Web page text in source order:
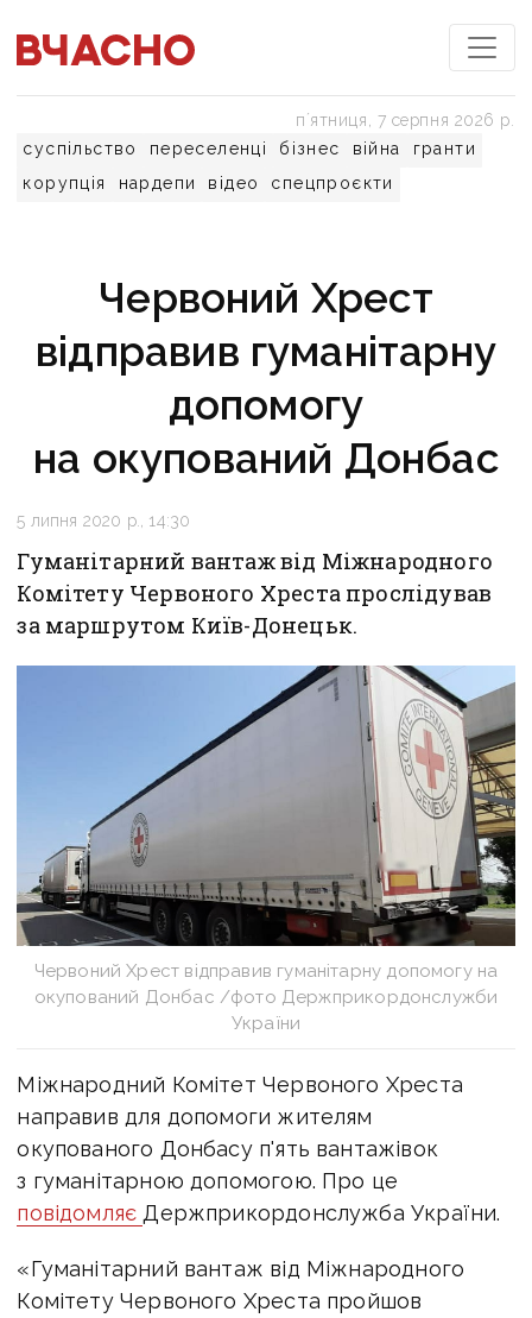
суспільство переселенці бізнес війна
гранти
корупція
нардепи відео спецпроєкти
пʼятниця, 7 серпня 2026 р.
Червоний Хрест
відправив гуманітарну
допомогу
на окупований Донбас
5 липня 2020 р., 14:30
Гуманітарний вантаж від Міжнародного
Комітету Червоного Хреста прослідував
за маршрутом Київ-Донецьк.
Червоний Хрест відправив гуманітарну допомогу на
окупований Донбас /фото Держприкордонслужби
України
Міжнародний Комітет Червоного Хреста
направив для допомоги жителям
окупованого Донбасу п'ять вантажівок
з гуманітарною допомогою. Про це
повідомляє Держприкордонслужба України.
«Гуманітарний вантаж від Міжнародного
Комітету Червоного Хреста пройшов